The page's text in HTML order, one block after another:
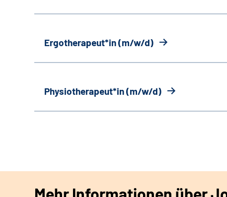
Ergotherapeut*in (m/w/d)
Physiotherapeut*in (m/w/d)